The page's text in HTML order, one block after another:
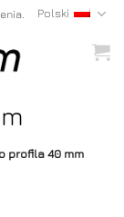
Polski
profila 40 mm